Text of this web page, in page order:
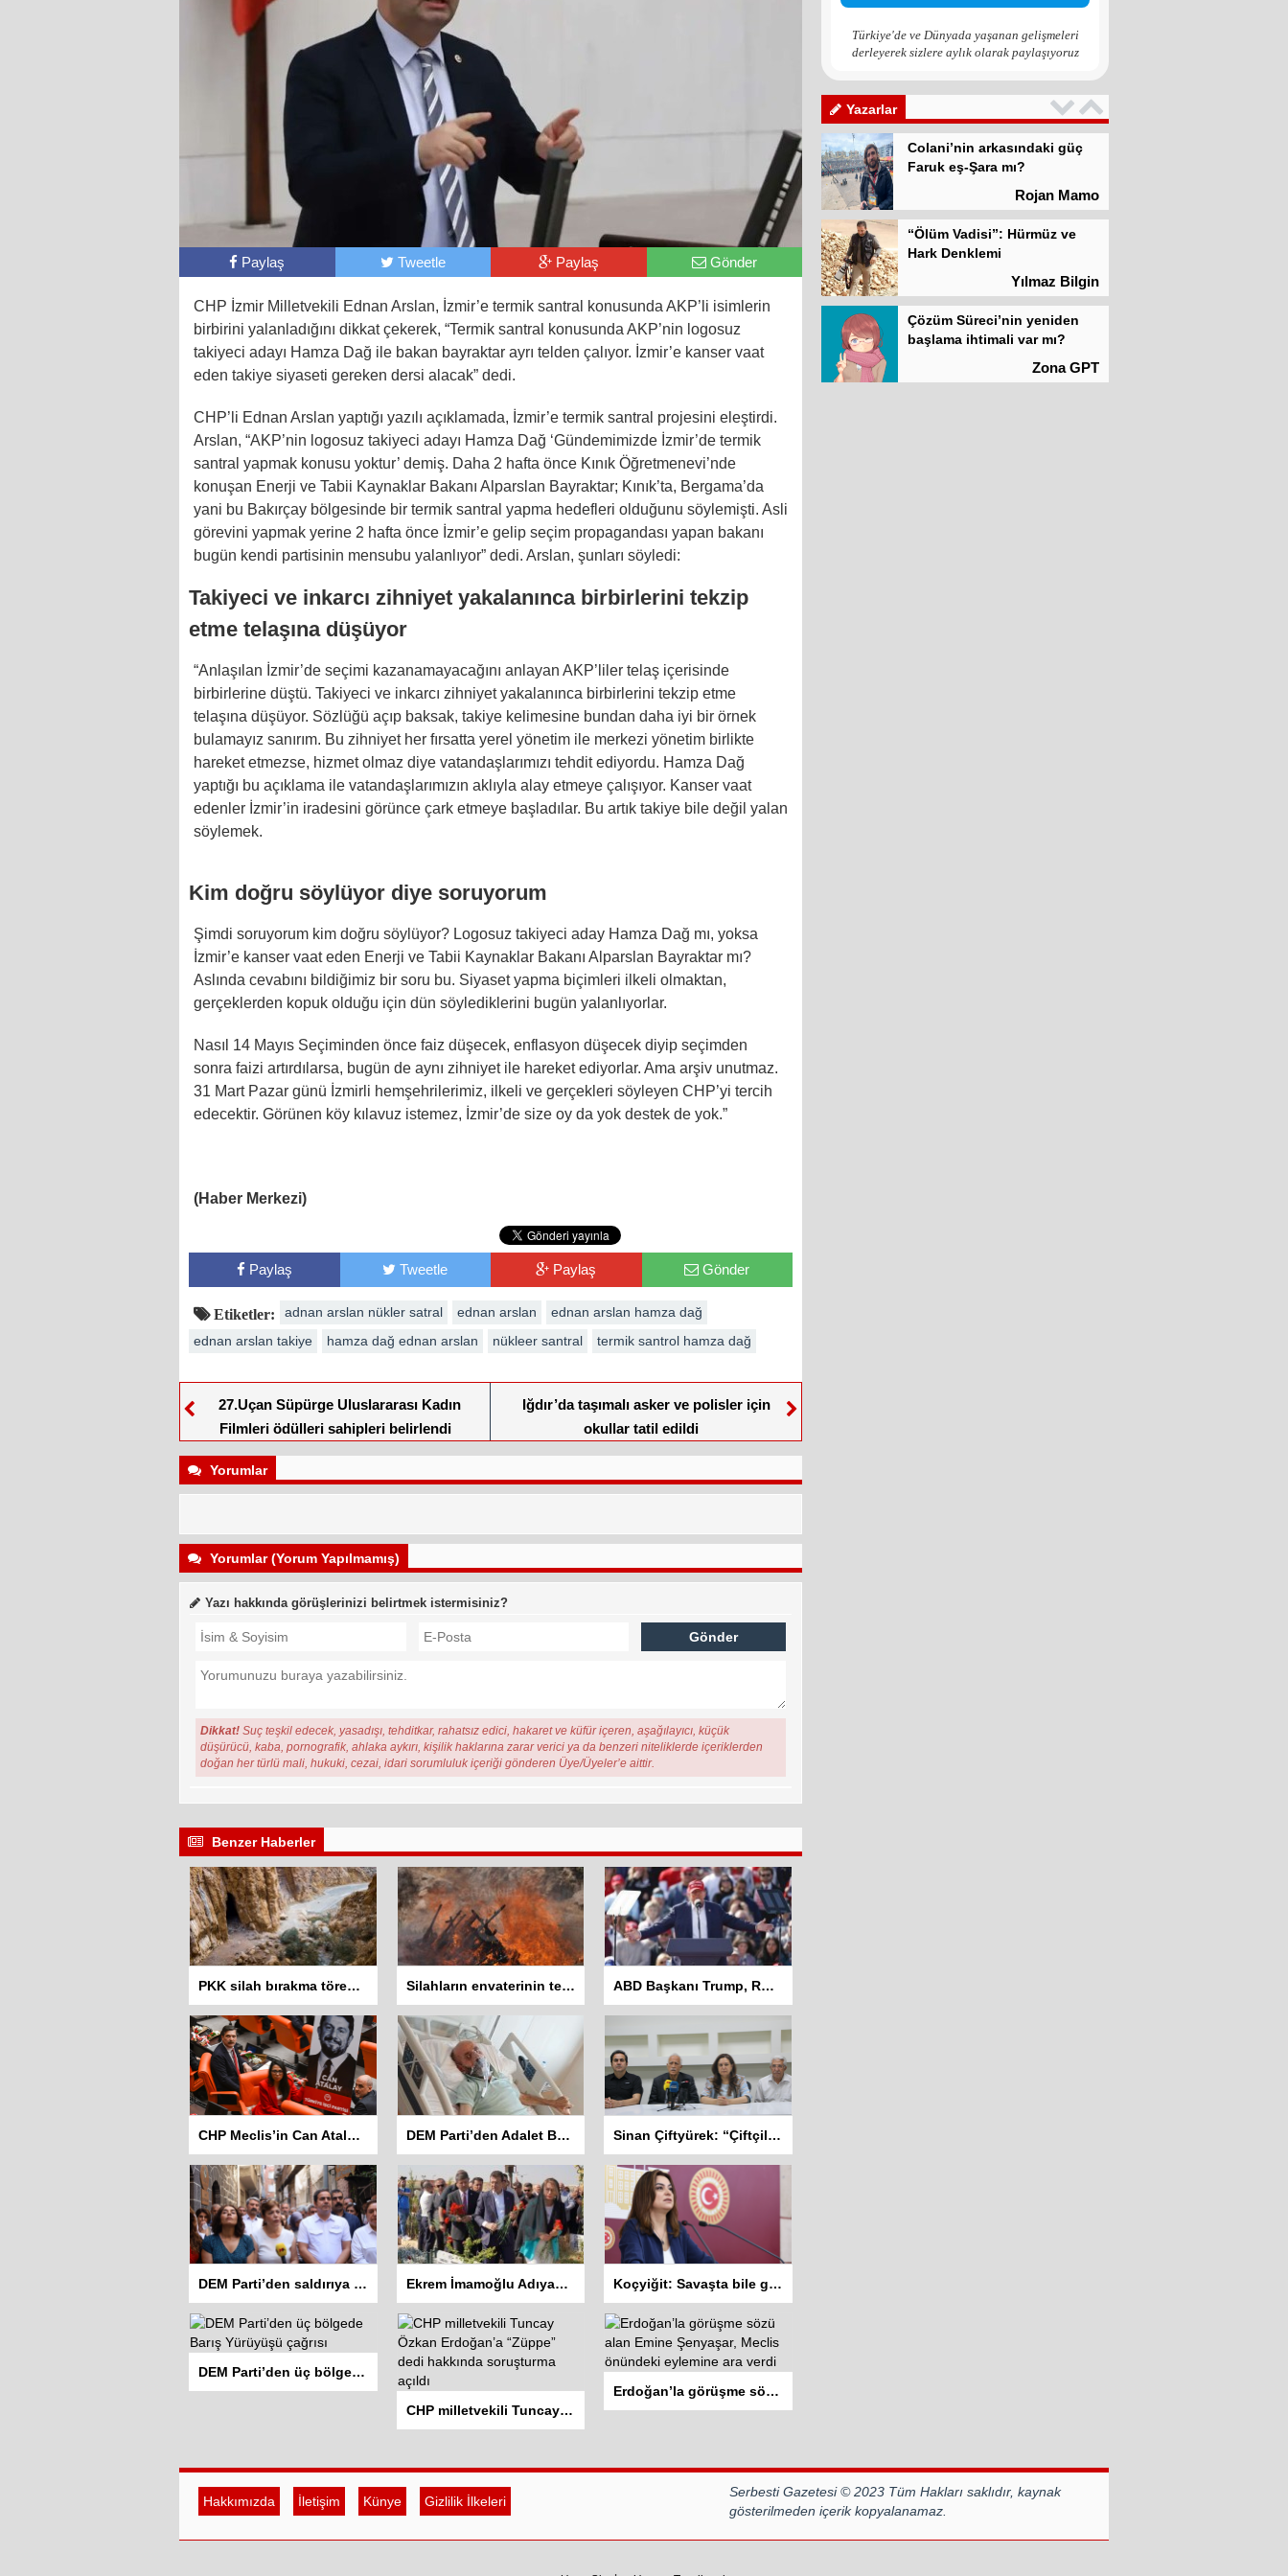
Paylaş Tweetle Paylaş Gönder
CHP İzmir Milletvekili Ednan Arslan, İzmir’e termik santral konusunda AKP’li isimlerin
birbirini yalanladığını dikkat çekerek, “Termik santral konusunda AKP’nin logosuz
takiyeci adayı Hamza Dağ ile bakan bayraktar ayrı telden çalıyor. İzmir’e kanser vaat
eden takiye siyaseti gereken dersi alacak” dedi.
CHP’li Ednan Arslan yaptığı yazılı açıklamada, İzmir’e termik santral projesini eleştirdi.
Arslan, “AKP’nin logosuz takiyeci adayı Hamza Dağ ‘Gündemimizde İzmir’de termik
santral yapmak konusu yoktur’ demiş. Daha 2 hafta önce Kınık Öğretmenevi’nde
konuşan Enerji ve Tabii Kaynaklar Bakanı Alparslan Bayraktar; Kınık’ta, Bergama’da
yani bu Bakırçay bölgesinde bir termik santral yapma hedefleri olduğunu söylemişti. Asli
görevini yapmak yerine 2 hafta önce İzmir’e gelip seçim propagandası yapan bakanı
bugün kendi partisinin mensubu yalanlıyor” dedi. Arslan, şunları söyledi:
Takiyeci ve inkarcı zihniyet yakalanınca birbirlerini tekzip
etme telaşına düşüyor
“Anlaşılan İzmir’de seçimi kazanamayacağını anlayan AKP’liler telaş içerisinde
birbirlerine düştü. Takiyeci ve inkarcı zihniyet yakalanınca birbirlerini tekzip etme
telaşına düşüyor. Sözlüğü açıp baksak, takiye kelimesine bundan daha iyi bir örnek
bulamayız sanırım. Bu zihniyet her fırsatta yerel yönetim ile merkezi yönetim birlikte
hareket etmezse, hizmet olmaz diye vatandaşlarımızı tehdit ediyordu. Hamza Dağ
yaptığı bu açıklama ile vatandaşlarımızın aklıyla alay etmeye çalışıyor. Kanser vaat
edenler İzmir’in iradesini görünce çark etmeye başladılar. Bu artık takiye bile değil yalan
söylemek.
Kim doğru söylüyor diye soruyorum
Şimdi soruyorum kim doğru söylüyor? Logosuz takiyeci aday Hamza Dağ mı, yoksa
İzmir’e kanser vaat eden Enerji ve Tabii Kaynaklar Bakanı Alparslan Bayraktar mı?
Aslında cevabını bildiğimiz bir soru bu. Siyaset yapma biçimleri ilkeli olmaktan,
gerçeklerden kopuk olduğu için dün söylediklerini bugün yalanlıyorlar.
Nasıl 14 Mayıs Seçiminden önce faiz düşecek, enflasyon düşecek diyip seçimden
sonra faizi artırdılarsa, bugün de aynı zihniyet ile hareket ediyorlar. Ama arşiv unutmaz.
31 Mart Pazar günü İzmirli hemşehrilerimiz, ilkeli ve gerçekleri söyleyen CHP’yi tercih
edecektir. Görünen köy kılavuz istemez, İzmir’de size oy da yok destek de yok.”
(Haber Merkezi)
Paylaş Tweetle Paylaş Gönder
Etiketler: adnan arslan nükler satral ednan arslan
ednan arslan hamza dağ
ednan arslan takiye
hamza dağ ednan arslan nükleer santral termik santrol hamza dağ
27.Uçan Süpürge Uluslararası Kadın
Filmleri ödülleri sahipleri belirlendi
Iğdır’da taşımalı asker ve polisler için
okullar tatil edildi
Yorumlar
Yorumlar (Yorum Yapılmamış)
Yazı hakkında görüşlerinizi belirtmek istermisiniz?
Dikkat! Suç teşkil edecek, yasadışı, tehditkar, rahatsız edici, hakaret ve küfür içeren, aşağılayıcı, küçük
düşürücü, kaba, pornografik, ahlaka aykırı, kişilik haklarına zarar verici ya da benzeri niteliklerde içeriklerden
doğan her türlü mali, hukuki, cezai, idari sorumluluk içeriği gönderen Üye/Üyeler’e aittir.
Benzer Haberler
PKK silah bırakma törenini neden Casene Mağarası’nda yaptı? Silahların envaterinin teslim edildiği sivil toplum örgütleri rapor hazırlayacak ABD Başkanı Trump, Rosie O’Donnell’i vatandaşlıktan çıkarmakla tehdit etti
CHP Meclis’in Can Atalay için 10 Eylül’de yeniden toplanmasını istedi DEM Parti’den Adalet Bakanlığına Başvuru: “Abdulkadir Kuday tahliye edilsin” Sinan Çiftyürek: “Çiftçiler Hükümet İstifa Sloganları ile Sokakta”
DEM Parti’den saldırıya uğrayan Hewş Kafe’ye ziyaret Ekrem İmamoğlu Adıyaman’da: İlk ziyareti Deprem Şehitliğine Koçyiğit: Savaşta bile gazetecilere dokunulmaz
DEM Parti’den üç bölgede Barış Yürüyüşü çağrısı
CHP milletvekili Tuncay Özkan Erdoğan’a “Züppe” dedi hakkında soruşturma açıldı
Erdoğan’la görüşme sözü alan Emine Şenyaşar, Meclis önündeki eylemine ara verdi
Türkiye'de ve Dünyada yaşanan gelişmeleri
derleyerek sizlere aylık olarak paylaşıyoruz
Yazarlar
Kadına şiddet “Devlet” eliyle
meşrulaştırılıyor
Atilla Yüceak
Colani’nin arkasındaki güç
Faruk eş-Şara mı?
Rojan Mamo
“Ölüm Vadisi”: Hürmüz ve
Hark Denklemi
Yılmaz Bilgin
Çözüm Süreci’nin yeniden
başlama ihtimali var mı?
Zona GPT
Hakkımızda İletişim Künye Gizlilik İlkeleri
Serbesti Gazetesi © 2023 Tüm Hakları saklıdır, kaynak
gösterilmeden içerik kopyalanamaz.